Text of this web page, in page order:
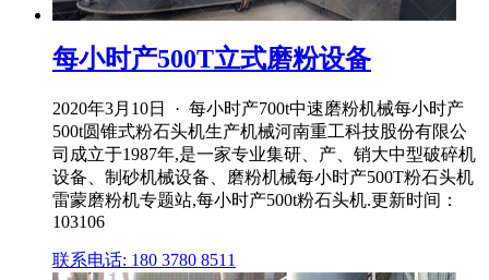
每小时产500T立式磨粉设备
2020年3月10日 · 每小时产700t中速磨粉机械每小时产
500t圆锥式粉石头机生产机械河南重工科技股份有限公
司成立于1987年,是一家专业集研、产、销大中型破碎机
设备、制砂机械设备、磨粉机械每小时产500T粉石头机
雷蒙磨粉机专题站,每小时产500t粉石头机.更新时间：
103106
联系电话: 180 3780 8511